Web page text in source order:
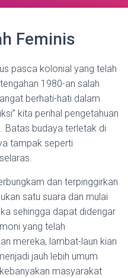
Feminis
pasca kolonial yang telah
1980-an salah
berhati-hati dalam
kita perihal pengetahuan
Batas budaya terletak di
tampak seperti
dan terpinggirkan
satu suara dan mulai
sehingga dapat didengar
yang telah
mereka, lambat-laun kian
jauh lebih umum
masyarakat